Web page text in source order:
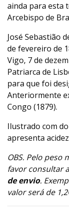
ainda para esta
Arcebispo de
José Sebastião
de fevereiro de
Vigo, 7 de
Patriarca de
para que foi
Anteriormente
Congo (1879).
Ilustrado com
apresenta
OBS. Pelo
favor consultar
de envio.
valor será de